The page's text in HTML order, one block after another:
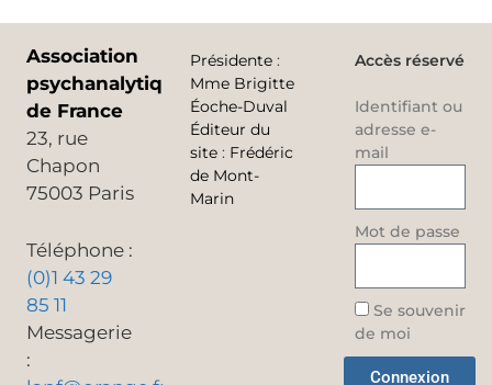
Association
psychanalytique
de France
23, rue
Chapon
75003 Paris
Téléphone :
(0)1 43 29
85 11
Messagerie
:
Présidente :
Mme Brigitte
Éoche-Duval
Éditeur du
site : Frédéric
de Mont-
Marin
Accès réservé
Identifiant ou
adresse e-
mail
Mot de passe
Se souvenir
de moi
Connexion